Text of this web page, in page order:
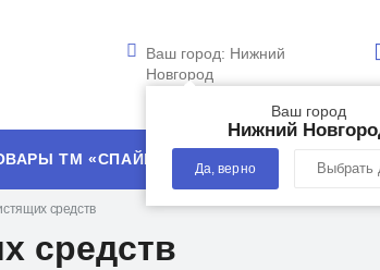
Ваш город: Нижний
Новгород
Ваш город
Нижний
Да, верно Выбрать
ТМ «СПАЙК»
средств
средств